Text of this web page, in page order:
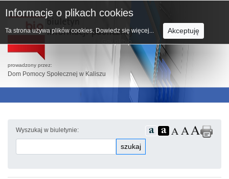
prowadzony przez:
Dom Pomocy Społecznej w Kaliszu
Wyszukaj w biuletynie:
szukaj
Informacje o plikach cookies
Ta strona używa plików cookies. Dowiedz się więcej... Akceptuję